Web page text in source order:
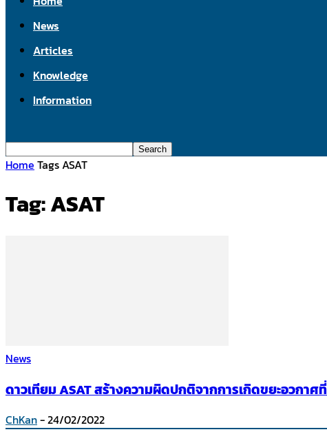
News
Articles
Knowledge
Information
Home TagsASAT
Tag: ASAT
News
ดาวเทียม ASAT สร้างความผิดปกติจากการเกิดขยะอวกาศ
ChKan-24/02/2022